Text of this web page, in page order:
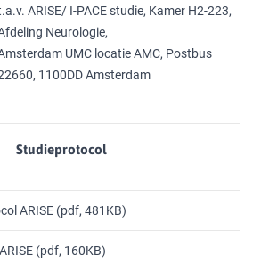
ARISE/ I-PACE studie, Kamer H2-223,
Neurologie,
UMC locatie AMC, Postbus
1100DD Amsterdam
Studieprotocol
ARISE (pdf, 481KB)
(pdf, 160KB)